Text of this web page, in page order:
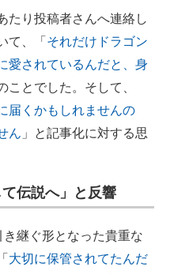
り投稿者さんへ連絡し
て、「 それだけドラゴン
愛されているんだと、身
ことでした。そして、
届くかもしれませんの
ん 」と記事化に対する思
て伝説へ」と反響
継ぐ形となった貴重な
大切に保管されてたんだ